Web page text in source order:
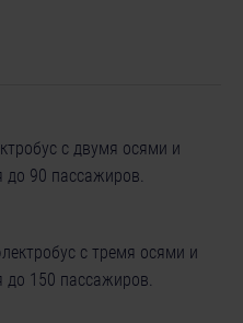
с двумя осями и
до 90 пассажиров.
с тремя осями и
150 пассажиров.